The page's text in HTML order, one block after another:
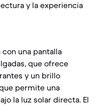
y la experiencia
con una pantalla
que ofrece
y un brillo
permite una
la luz solar directa. El